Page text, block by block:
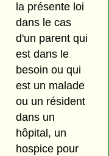
la présente loi
dans le cas
d'un parent qui
est dans le
besoin ou qui
est un malade
ou un résident
dans un
hôpital, un
hospice pour